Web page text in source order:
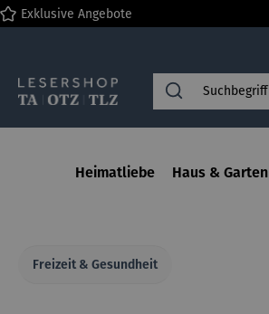
Zur Hauptnavigation springen
Exklusive Angebote
Heimatliebe Haus & Garten
Freizeit & Gesundheit